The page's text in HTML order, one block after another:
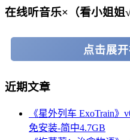
在线听音乐×（看小姐姐√
点击展
近期文章
《星外列车 ExoTrain》
免安装-简中4.7GB